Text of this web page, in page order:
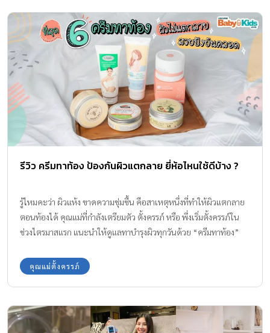
รีวิว ครีมทาท้อง ป้องกันผิวแตกลาย ยี่ห้อไหนใช้ดีบ้าง ?
รู้ไหมคะว่า ผิวแห้ง ขาดความชุ่มชื้น คือสาเหตุหนึ่งที่ทำให้ผิวแตกลาย
ตอนท้องได้ คุณแม่ที่กำลังเตรียมตัว ตั้งครรภ์ หรือ พึ่งเริ่มตั้งครรภ์ใน
ช่วงไตรมาสแรก แนะนำให้ดูแลทาบำรุงผิวทุกวันด้วย “ครีมทาท้อง”
คุณแม่ตั้งครรภ์